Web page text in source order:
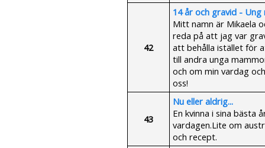
42
14 år och gravid - Ung
Mitt namn är Mikaela
reda på att jag var
att behålla istället för
till andra unga
och om min vardag
oss!
43
Nu eller aldrig...
En kvinna i sina bästa
vardagen.Lite om
och recept.